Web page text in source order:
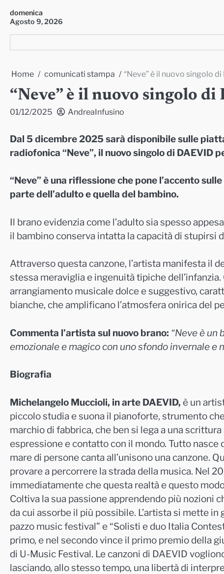
content
domenica
Agosto 9, 2026
Home comunicati stampa “Neve” è il nuovo singolo di
“Neve” è il nuovo singolo
01/12/2025 AndreaInfusino
Dal 5 dicembre 2025 sarà disponibile sulle
radiofonica “Neve”, il nuovo singolo di DAEVID
“Neve” è una riflessione che pone l’accento
parte dell’adulto e quella del bambino.
Il brano evidenzia come l’adulto sia spesso
il bambino conserva intatta la capacità di stupirsi
Attraverso questa canzone, l’artista manifesta il
stessa meraviglia e ingenuità tipiche
arrangiamento musicale dolce e suggestivo,
bianche, che amplificano l’atmosfera onirica del
Commenta l’artista sul nuovo brano: “Neve è un
emozionale e magico con uno sfondo invernale e
Biografia
Michelangelo Muccioli, in arte DAEVID, è un
piccolo studia e suona il pianoforte, strumento
marchio di fabbrica, che ben si lega a una
espressione e contatto con il mondo. Tutto
mare di persone canta all’unisono una canzone.
provare a percorrere la strada della musica. Nel
immediatamente che questa realtà e questo
Coltiva la sua passione apprendendo più nozioni
da cui assorbe il più possibile. L’artista si mette
pazzo music festival” e “Solisti e duo Italia
primo, e nel secondo vince il primo premio della
di U-Music Festival. Le canzoni di DAEVID
lasciando, allo stesso tempo, una libertà di